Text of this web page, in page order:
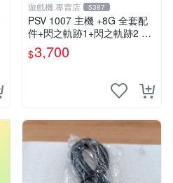
遊戲機 專賣店 5387
PSV 1007 主機 +8G 全套配
件+閃之軌跡1+閃之軌跡2 保
修一年 品質有保障
$3,700